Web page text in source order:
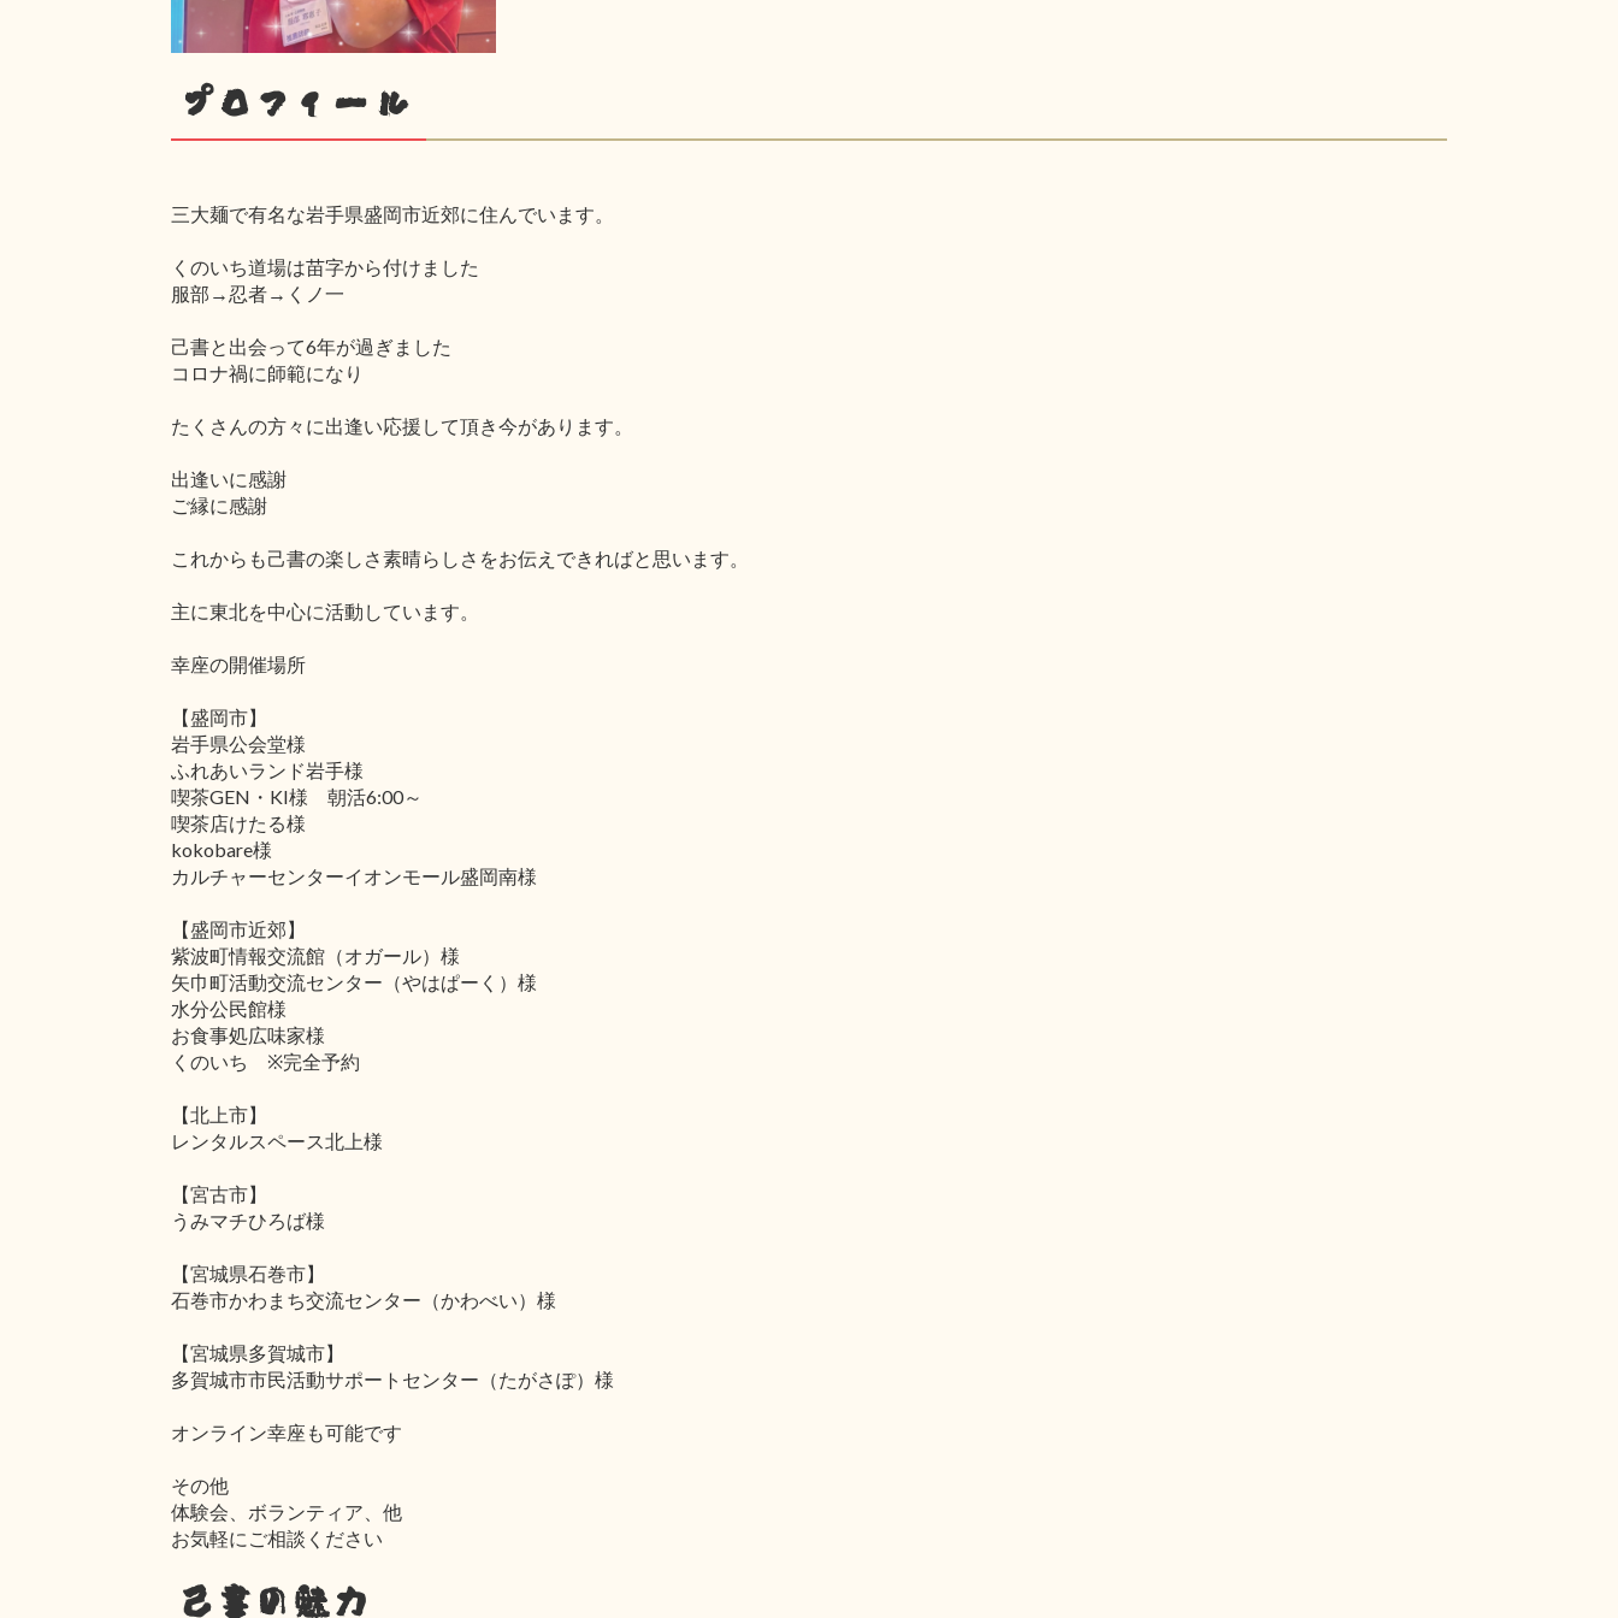
プロフィール
三大麺で有名な岩手県盛岡市近郊に住んでいます。
くのいち道場は苗字から付けました
服部→忍者→くノ一
己書と出会って6年が過ぎました
コロナ禍に師範になり
たくさんの方々に出逢い応援して頂き今があります。
出逢いに感謝
ご縁に感謝
これからも己書の楽しさ素晴らしさをお伝えできればと思います。
主に東北を中心に活動しています。
幸座の開催場所
【盛岡市】
岩手県公会堂様
ふれあいランド岩手様
喫茶GEN・KI様 朝活6:00～
喫茶店けたる様
kokobare様
カルチャーセンターイオンモール盛岡南様
【盛岡市近郊】
紫波町情報交流館（オガール）様
矢巾町活動交流センター（やはぱーく）様
水分公民館様
お食事処広味家様
くのいち ※完全予約
【北上市】
レンタルスペース北上様
【宮古市】
うみマチひろば様
【宮城県石巻市】
石巻市かわまち交流センター（かわべい）様
【宮城県多賀城市】
多賀城市市民活動サポートセンター（たがさぽ）様
オンライン幸座も可能です
その他
体験会、ボランティア、他
お気軽にご相談ください
己書の魅力